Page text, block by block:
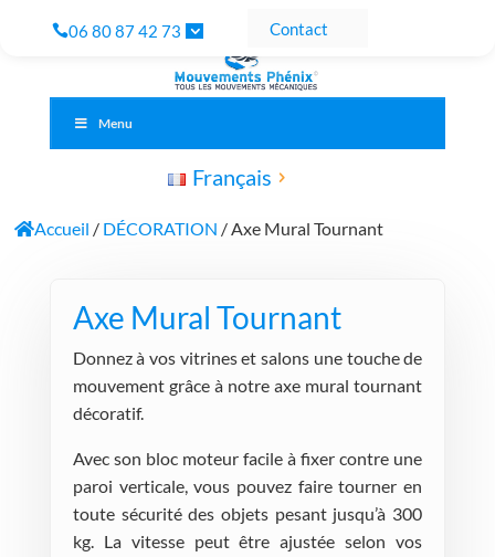
06 80 87 42 73 Contact
Menu
Français
Accueil / DÉCORATION / Axe Mural Tournant
Axe Mural Tournant
Donnez à vos vitrines et salons une touche de
mouvement grâce à notre axe mural tournant
décoratif.
Avec son bloc moteur facile à fixer contre une
paroi verticale, vous pouvez faire tourner en
toute sécurité des objets pesant jusqu’à 300
kg. La vitesse peut être ajustée selon vos